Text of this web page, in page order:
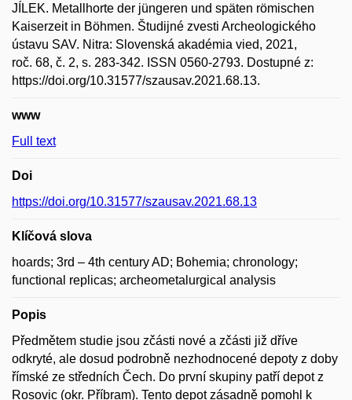
JÍLEK. Metallhorte der jüngeren und späten römischen
Kaiserzeit in Böhmen. Študijné zvesti Archeologického
ústavu SAV. Nitra: Slovenská akadémia vied, 2021,
roč. 68, č. 2, s. 283-342. ISSN 0560-2793. Dostupné z:
https://doi.org/10.31577/szausav.2021.68.13.
www
Full text
Doi
https://doi.org/10.31577/szausav.2021.68.13
Klíčová slova
hoards; 3rd – 4th century AD; Bohemia; chronology;
functional replicas; archeometalurgical analysis
Popis
Předmětem studie jsou zčásti nové a zčásti již dříve
odkryté, ale dosud podrobně nezhodnocené depoty z doby
římské ze středních Čech. Do první skupiny patří depot z
Rosovic (okr. Příbram). Tento depot zásadně pomohl k